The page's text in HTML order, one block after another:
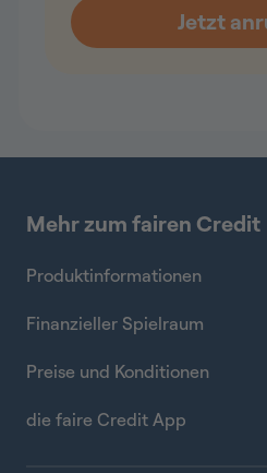
Mehr zum fairen Credit
Produktinformationen
Finanzieller Spielraum
Preise und Konditionen
die faire Credit App